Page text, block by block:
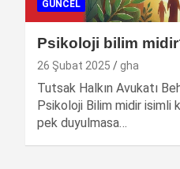
GÜNCEL
Psikoloji bilim
26 Şubat 2025 gha
Tutsak Halkın Avukatı
Psikoloji Bilim midir
pek duyulmasa…